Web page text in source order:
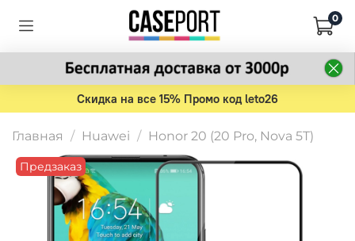
0
Скидка на все 15% Промо код leto26
Главная Huawei Honor 20 (20 Pro, Nova 5T)
Предзаказ